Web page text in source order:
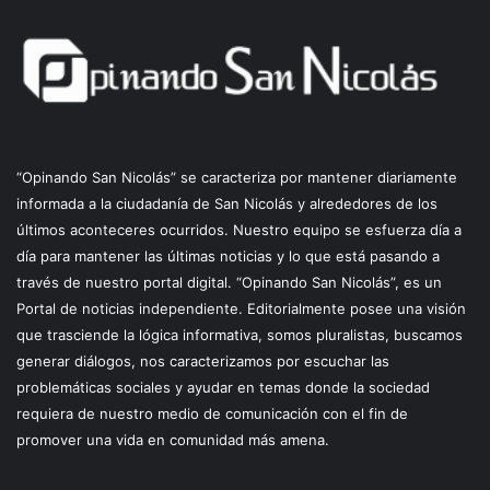
“Opinando San Nicolás” se caracteriza por mantener diariamente
informada a la ciudadanía de San Nicolás y alrededores de los
últimos aconteceres ocurridos. Nuestro equipo se esfuerza día a
día para mantener las últimas noticias y lo que está pasando a
través de nuestro portal digital. “Opinando San Nicolás”, es un
Portal de noticias independiente. Editorialmente posee una visión
que trasciende la lógica informativa, somos pluralistas, buscamos
generar diálogos, nos caracterizamos por escuchar las
problemáticas sociales y ayudar en temas donde la sociedad
requiera de nuestro medio de comunicación con el fin de
promover una vida en comunidad más amena.